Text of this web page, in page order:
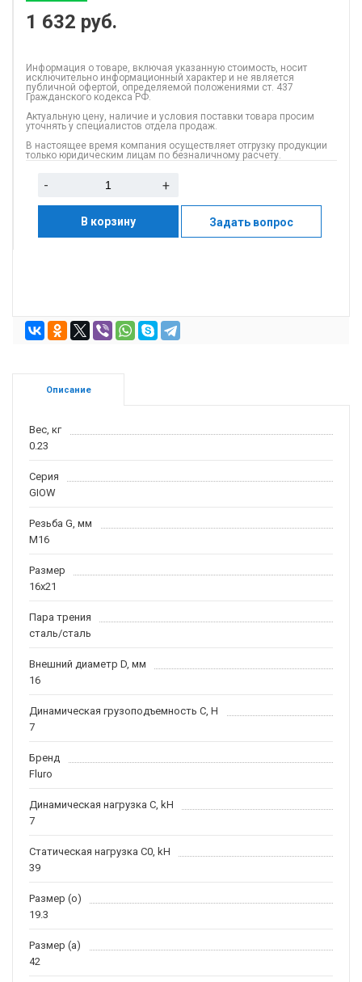
1 632 руб.
Информация о товаре, включая указанную стоимость, носит
исключительно информационный характер и не является
публичной офертой, определяемой положениями ст. 437
Гражданского кодекса РФ.
Актуальную цену, наличие и условия поставки товара просим
уточнять у специалистов отдела продаж.
В настоящее время компания осуществляет отгрузку продукции
только юридическим лицам по безналичному расчету.
- +
В корзину Задать вопрос
Описание
Вес, кг
0.23
Серия
GIOW
Резьба G, мм
M16
Размер
16x21
Пара трения
сталь/сталь
Внешний диаметр D, мм
16
Динамическая грузоподъемность С, H
7
Бренд
Fluro
Динамическая нагрузка C, kН
7
Статическая нагрузка C0, kH
39
Размер (o)
19.3
Размер (a)
42